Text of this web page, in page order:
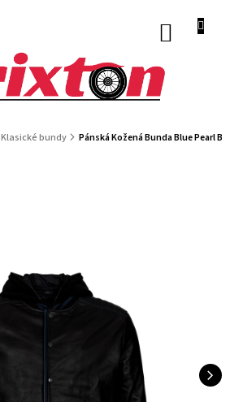
Klasické bundy Pánská Kožená Bunda Blue Pearl